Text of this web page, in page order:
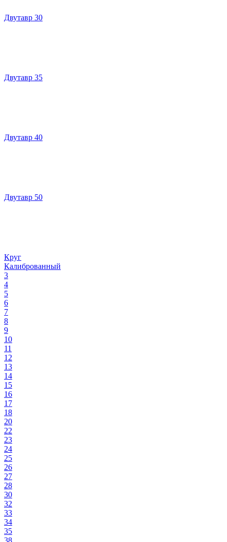
Двутавр 30
Двутавр 35
Двутавр 40
Двутавр 50
Круг
Калиброванный
3
4
5
6
7
8
9
10
11
12
13
14
15
16
17
18
20
22
23
24
25
26
27
28
30
32
33
34
35
38